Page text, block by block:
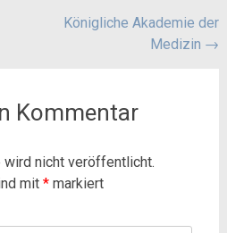
Königliche Akademie der
Medizin →
Kommentar
nicht veröffentlicht.
mit *markiert